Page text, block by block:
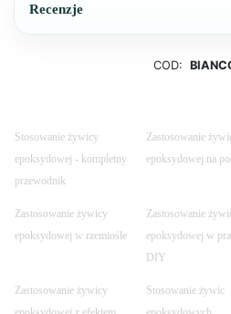
Recenzje
COD:
Stosowanie żywicy
epoksydowej - kompletny
przewodnik
Zastosowanie
epoksydowej na
Zastosowanie żywicy
epoksydowej w rzemiośle
Zastosowanie
epoksydowej w
DIY
Zastosowanie żywicy
Stosowanie żywic